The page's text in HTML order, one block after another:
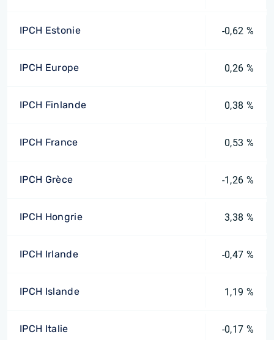
IPCH Estonie -0,62 %
IPCH Europe 0,26 %
IPCH Finlande 0,38 %
IPCH France 0,53 %
IPCH Grèce -1,26 %
IPCH Hongrie 3,38 %
IPCH Irlande -0,47 %
IPCH Islande 1,19 %
IPCH Italie -0,17 %